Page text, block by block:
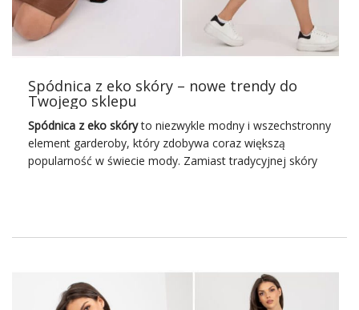
Spódnica z eko skóry – nowe trendy do
Twojego sklepu
Spódnica z eko skóryto niezwykle modny i wszechstronny
element garderoby, który zdobywa coraz większą
popularność w świecie mody. Zamiast tradycyjnej skóry
czasach. Zapraszam do lektury, aby dowiedzieć się więcej
o tej fascynującej alternatywie dla tradycyjnej skóry